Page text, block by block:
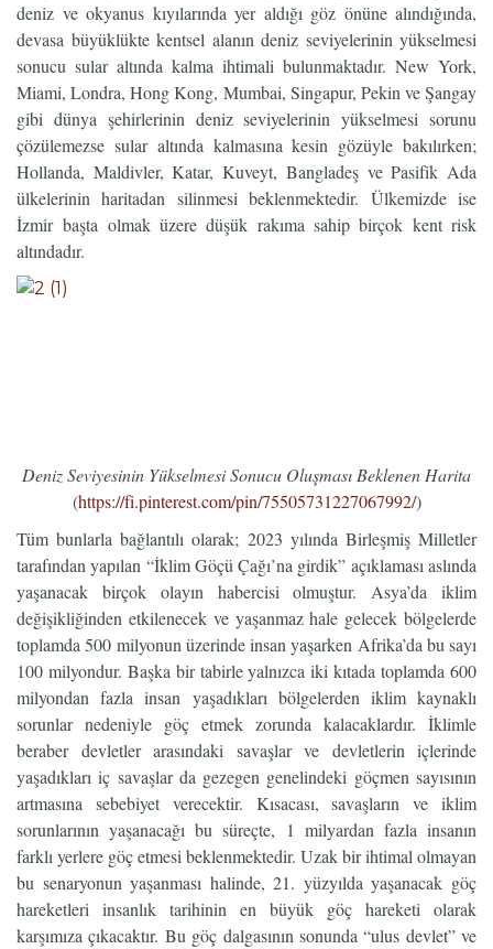
deniz ve okyanus kıyılarında yer aldığı göz önüne alındığında,
devasa büyüklükte kentsel alanın deniz seviyelerinin yükselmesi
sonucu sular altında kalma ihtimali bulunmaktadır. New York,
Miami, Londra, Hong Kong, Mumbai, Singapur, Pekin ve Şangay
gibi dünya şehirlerinin deniz seviyelerinin yükselmesi sorunu
çözülemezse sular altında kalmasına kesin gözüyle bakılırken;
Hollanda, Maldivler, Katar, Kuveyt, Bangladeş ve Pasifik Ada
ülkelerinin haritadan silinmesi beklenmektedir. Ülkemizde ise
İzmir başta olmak üzere düşük rakıma sahip birçok kent risk
altındadır.
Deniz Seviyesinin Yükselmesi Sonucu Oluşması Beklenen Harita
(https://fi.pinterest.com/pin/75505731227067992/)
Tüm bunlarla bağlantılı olarak; 2023 yılında Birleşmiş Milletler
tarafından yapılan “İklim Göçü Çağı’na girdik” açıklaması aslında
yaşanacak birçok olayın habercisi olmuştur. Asya’da iklim
değişikliğinden etkilenecek ve yaşanmaz hale gelecek bölgelerde
toplamda 500 milyonun üzerinde insan yaşarken Afrika’da bu sayı
100 milyondur. Başka bir tabirle yalnızca iki kıtada toplamda 600
milyondan fazla insan yaşadıkları bölgelerden iklim kaynaklı
sorunlar nedeniyle göç etmek zorunda kalacaklardır. İklimle
beraber devletler arasındaki savaşlar ve devletlerin içlerinde
yaşadıkları iç savaşlar da gezegen genelindeki göçmen sayısının
artmasına sebebiyet verecektir. Kısacası, savaşların ve iklim
sorunlarının yaşanacağı bu süreçte, 1 milyardan fazla insanın
farklı yerlere göç etmesi beklenmektedir. Uzak bir ihtimal olmayan
bu senaryonun yaşanması halinde, 21. yüzyılda yaşanacak göç
hareketleri insanlık tarihinin en büyük göç hareketi olarak
karşımıza çıkacaktır. Bu göç dalgasının sonunda “ulus devlet” ve